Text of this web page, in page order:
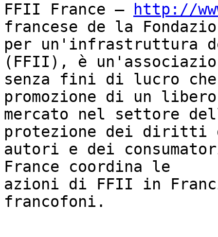
FFII France —
http://
francese de la
per un'infrastruttura
(FFII), è
senza fini di lucro
promozione di un libero
mercato nel settore
protezione dei diritti
autori e dei
France coordina le
azioni di FFII in
francofoni.